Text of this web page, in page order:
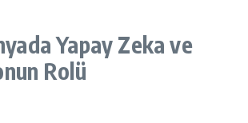
Yapay Zeka ve
Rolü